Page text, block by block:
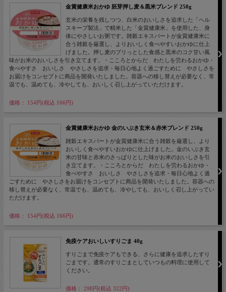
金賞健康米おかゆ 胚芽押し麦＆黒米ブレンド 250g
玄米の栄養を残しつつ、白米のおいしさを追求した「ヘル
スキープ製法」で精米した「金賞健康米」を使用した、身
体にやさしいお粥です。雑穀エキスパートが金賞健康米に
合う雑穀を厳選し、よりおいしく食べやすいおかゆに仕上
げました。押し麦のプリっとした食感と黒米のコク甘い風
味がお米のおいしさを引き立てます。・こころとからだ わたしを労わるおかゆ・
食べやすさ おいしさ やさしさを追求・毎日心地よく過ごすために やさしさを
お届けをコンセプトに商品を開発いたしました。容器への移し替えが必要なく、常
温でも、温めても、冷やしても、おいしく召し上がっていただけます。
価格： 154円(税込 166円)
金賞健康米おかゆ 金のいぶき玄米＆赤米ブレンド 250g
雑穀エキスパートが金賞健康米に合う雑穀を厳選し、より
おいしく食べやすいおかゆに仕上げました。金のいぶき玄
米の甘味と赤米のさっぱりとした味がお米のおいしさを引
き立てます。・こころとからだ わたしを労わるおかゆ・
食べやすさ おいしさ やさしさを追求・毎日心地よく過
ごすために やさしさをお届けをコンセプトに商品を開発いたしました。容器への
移し替えが必要なく、常温でも、温めても、冷やしても、おいしく召し上がってい
ただけます。
価格： 154円(税込 166円)
免疫ケアおいしいすりごま 40g
すりごまで免疫ケアもできる、さらに健康を追求したすり
ごまです。通常のすりごまとしていつもの料理に使用して
ください。
価格： 298円(税込 322円)